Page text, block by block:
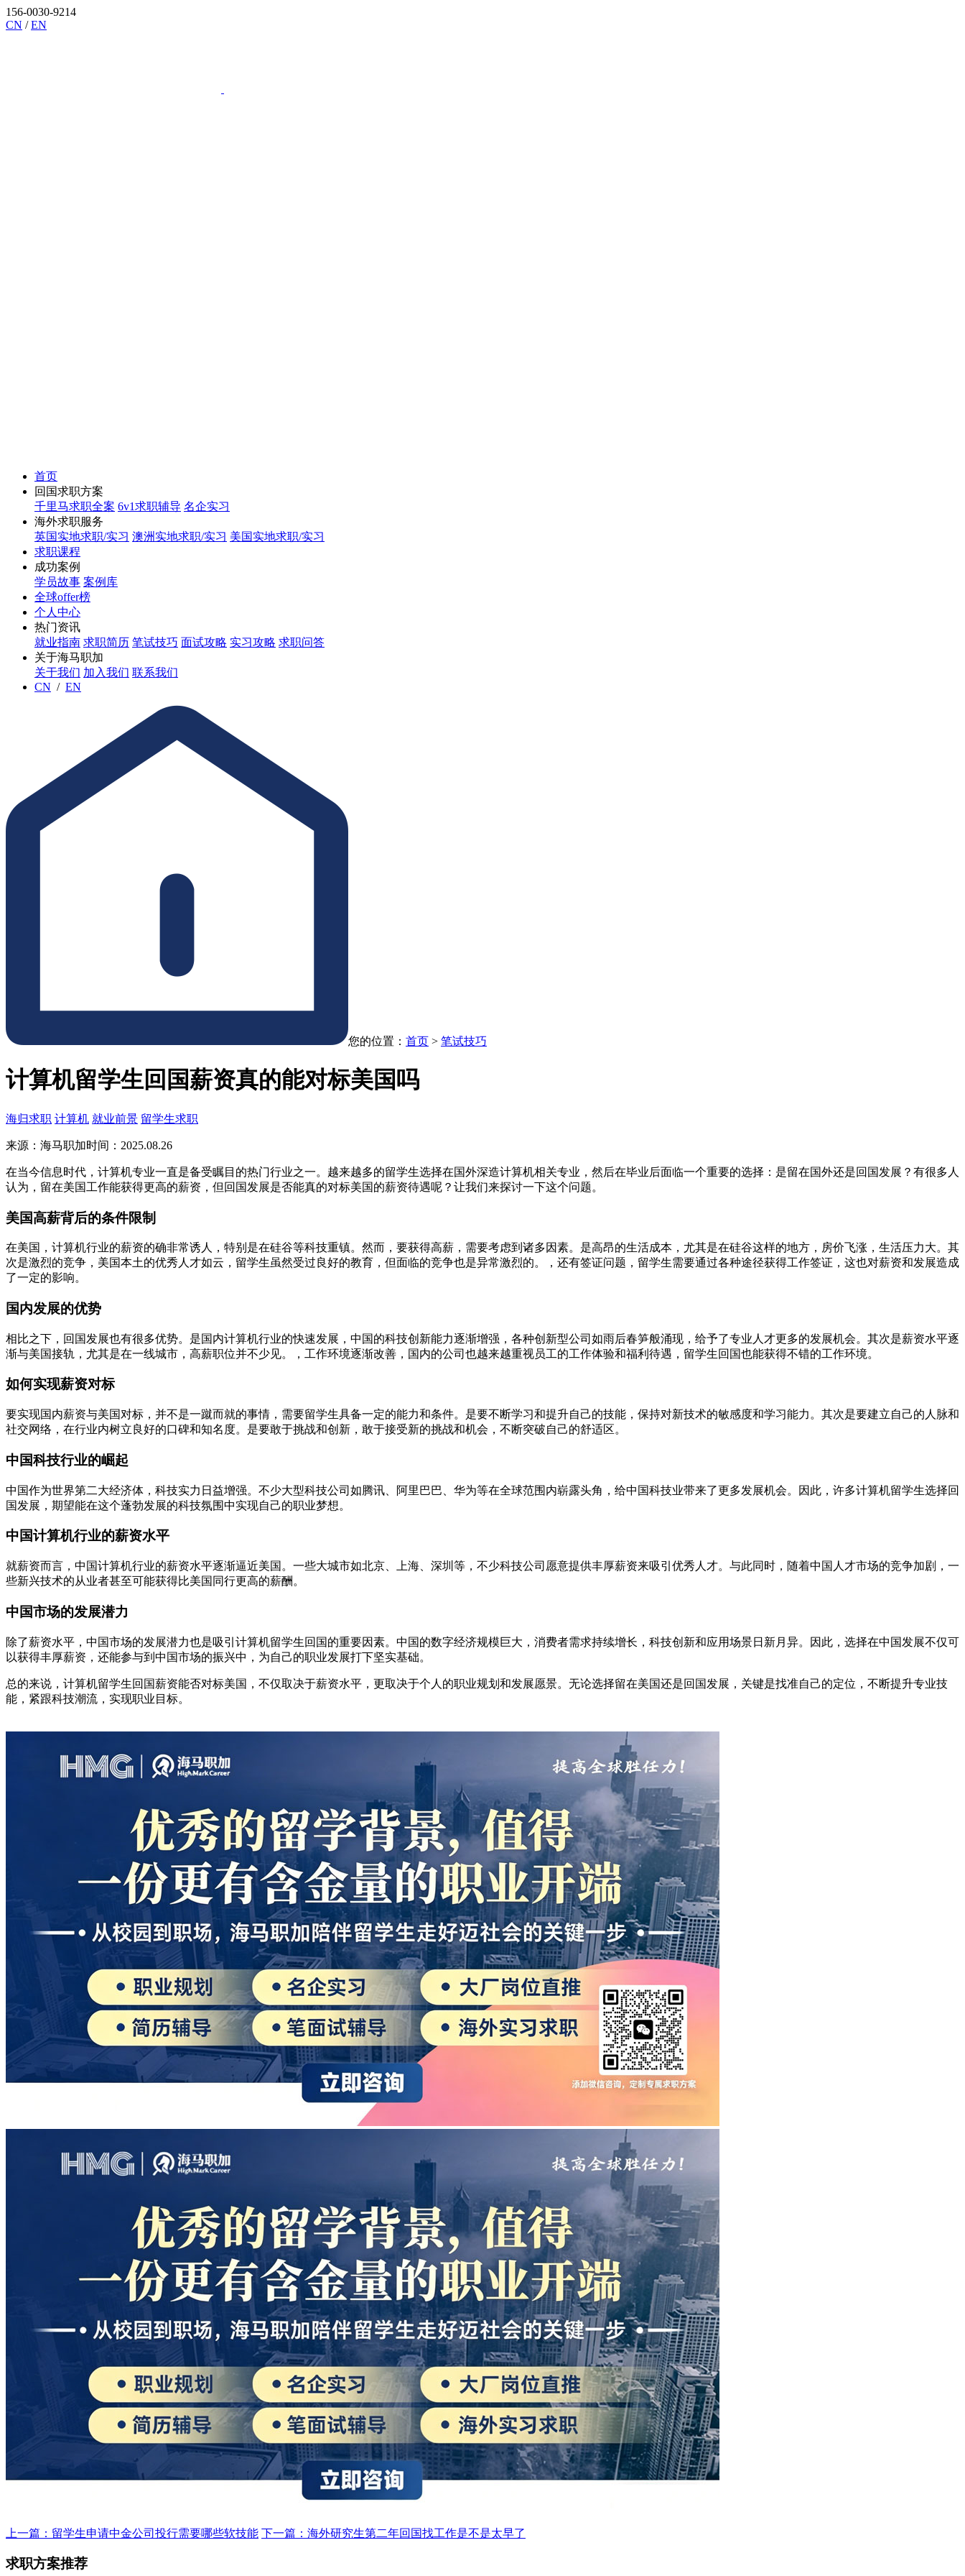
156-0030-9214
CN /EN
首页
回国求职方案
千里马求职全案 6v1求职辅导 名企实习
海外求职服务
英国实地求职/实习 澳洲实地求职/实习 美国实地求职/实习
求职课程
成功案例
学员故事 案例库
全球offer榜
个人中心
热门资讯
就业指南 求职简历 笔试技巧 面试攻略 实习攻略 求职问答
关于海马职加
关于我们 加入我们 联系我们
CN / EN
您的位置： 首页 > 笔试技巧
计算机留学生回国薪资真的能对标美国吗
海归求职 计算机 就业前景 留学生求职
来源：海马职加时间：2025.08.26
在当今信息时代，计算机专业一直是备受瞩目的热门行业之一。越来越多的留学生选择在国外深造计算机相关专业，然后在毕业后面临一个重要的选择：是留在国外还是回国发展？有很多人
认为，留在美国工作能获得更高的薪资，但回国发展是否能真的对标美国的薪资待遇呢？让我们来探讨一下这个问题。
美国高薪背后的条件限制
在美国，计算机行业的薪资的确非常诱人，特别是在硅谷等科技重镇。然而，要获得高薪，需要考虑到诸多因素。是高昂的生活成本，尤其是在硅谷这样的地方，房价飞涨，生活压力大。其
次是激烈的竞争，美国本土的优秀人才如云，留学生虽然受过良好的教育，但面临的竞争也是异常激烈的。，还有签证问题，留学生需要通过各种途径获得工作签证，这也对薪资和发展造成
了一定的影响。
国内发展的优势
相比之下，回国发展也有很多优势。是国内计算机行业的快速发展，中国的科技创新能力逐渐增强，各种创新型公司如雨后春笋般涌现，给予了专业人才更多的发展机会。其次是薪资水平逐
渐与美国接轨，尤其是在一线城市，高薪职位并不少见。，工作环境逐渐改善，国内的公司也越来越重视员工的工作体验和福利待遇，留学生回国也能获得不错的工作环境。
如何实现薪资对标
要实现国内薪资与美国对标，并不是一蹴而就的事情，需要留学生具备一定的能力和条件。是要不断学习和提升自己的技能，保持对新技术的敏感度和学习能力。其次是要建立自己的人脉和
社交网络，在行业内树立良好的口碑和知名度。是要敢于挑战和创新，敢于接受新的挑战和机会，不断突破自己的舒适区。
中国科技行业的崛起
中国作为世界第二大经济体，科技实力日益增强。不少大型科技公司如腾讯、阿里巴巴、华为等在全球范围内崭露头角，给中国科技业带来了更多发展机会。因此，许多计算机留学生选择回
国发展，期望能在这个蓬勃发展的科技氛围中实现自己的职业梦想。
中国计算机行业的薪资水平
就薪资而言，中国计算机行业的薪资水平逐渐逼近美国。一些大城市如北京、上海、深圳等，不少科技公司愿意提供丰厚薪资来吸引优秀人才。与此同时，随着中国人才市场的竞争加剧，一
些新兴技术的从业者甚至可能获得比美国同行更高的薪酬。
中国市场的发展潜力
除了薪资水平，中国市场的发展潜力也是吸引计算机留学生回国的重要因素。中国的数字经济规模巨大，消费者需求持续增长，科技创新和应用场景日新月异。因此，选择在中国发展不仅可
以获得丰厚薪资，还能参与到中国市场的振兴中，为自己的职业发展打下坚实基础。
总的来说，计算机留学生回国薪资能否对标美国，不仅取决于薪资水平，更取决于个人的职业规划和发展愿景。无论选择留在美国还是回国发展，关键是找准自己的定位，不断提升专业技
能，紧跟科技潮流，实现职业目标。
上一篇：留学生申请中金公司投行需要哪些软技能 下一篇：海外研究生第二年回国找工作是不是太早了
求职方案推荐